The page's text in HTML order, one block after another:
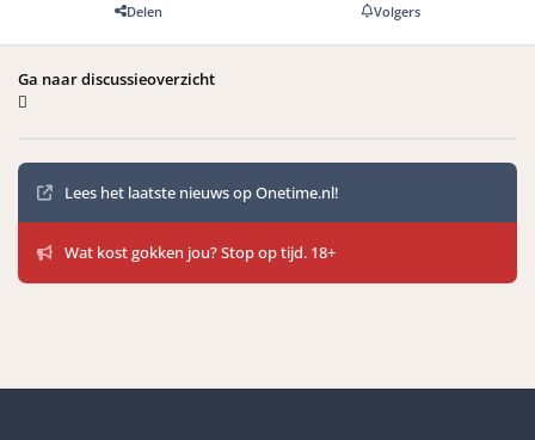
Delen Volgers
Ga naar discussieoverzicht
Mededelingen
Lees het laatste nieuws op Onetime.nl!
Wat kost gokken jou? Stop op tijd. 18+